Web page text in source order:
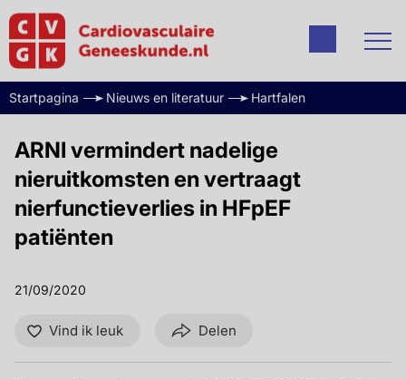
Startpagina Nieuws en literatuur Hartfalen
ARNI vermindert nadelige
nieruitkomsten en vertraagt
nierfunctieverlies in HFpEF
patiënten
21/09/2020
Vind ik leuk Delen